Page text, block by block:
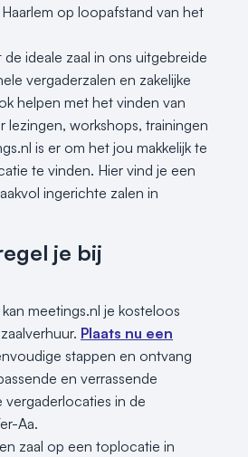
op loopafstand van het
ideale zaal in ons uitgebreide
vergaderzalen en zakelijke
helpen met het vinden van
lezingen, workshops, trainingen
is er om het jou makkelijk te
te vinden. Hier vind je een
ingerichte zalen in
je bij
meetings.nl je kosteloos
Plaats nu een
stappen en ontvang
en verrassende
vergaderlocaties in de
Aa.
zaal op een toplocatie in